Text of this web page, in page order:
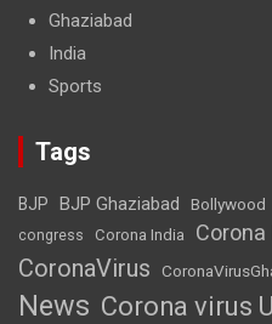
Ghaziabad
India
Sports
Tags
BJP BJP Ghaziabad Bollywood
congress Corona India
CoronaVirus
News Corona virus